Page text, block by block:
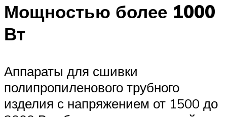
Мощностью более 1000
Вт
Аппараты для сшивки
полипропиленового трубного
изделия с напряжением от 1500 до